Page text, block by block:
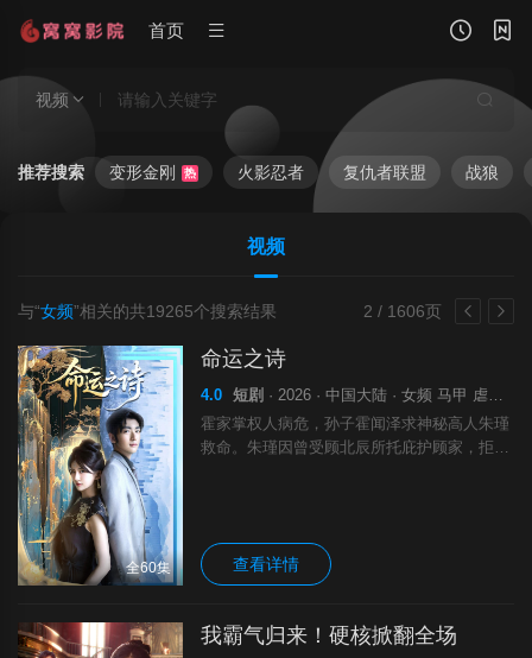
首页
视频
推荐搜索 变形金刚 热 火影忍者 复仇者联盟 战狼
视频
2 / 1606页
与“女频”相关的共19265个搜索结果
全60集
命运之诗
4.0 短剧 · 2026 · 中国大陆 · 女频 马甲 虐渣 剧
霍家掌权人病危，孙子霍闻泽求神秘高人朱瑾
救命。朱瑾因曾受顾北辰所托庇护顾家，拒绝
开。霍家旋即劫数临门，破产人亡。霍闻泽苏
醒后痛彻心扉，舍弃一切求朱瑾换爷爷一年寿
数，甘愿为奴三年。朱瑾应下，救醒霍老爷
下一个试图逆天改命的家族。
查看详情
我霸气归来！硬核掀翻全场